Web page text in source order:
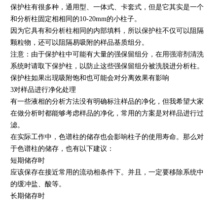
保护柱有很多种，通用型、一体式、卡套式，但是它其实是一个
和分析柱固定相相同的10-20mm的小柱子。
因为它具有和分析柱相同的内部填料，所以保护柱不仅可以阻隔
颗粒物，还可以阻隔易吸附的样品基质组分。
注意：由于保护柱中可能有大量的强保留组分，在用强溶剂清洗
系统时请取下保护柱，以防止这些强保留组分被洗脱进分析柱。
保护柱如果出现吸附饱和也可能会对分离效果有影响
3对样品进行净化处理
有一些液相的分析方法没有明确标注样品的净化，但我希望大家
在做分析时都能够考虑样品的净化，常用的方案是对样品进行过
滤。
在实际工作中，色谱柱的储存也会影响柱子的使用寿命。那么对
于色谱柱的储存，也有以下建议：
短期储存时
应该保存在接近常用的流动相条件下。并且，一定要移除系统中
的缓冲盐、酸等。
长期储存时